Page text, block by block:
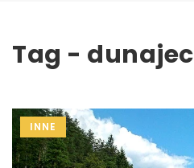
Tag - dunajec
INNE